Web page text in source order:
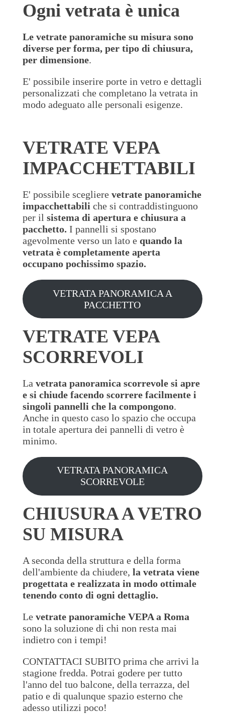
Ogni vetrata è unica
Le vetrate panoramiche su misura sono
diverse per forma, per tipo di chiusura,
per dimensione.
E' possibile inserire porte in vetro e dettagli
personalizzati che completano la vetrata in
modo adeguato alle personali esigenze.
VETRATE VEPA
IMPACCHETTABILI
E' possibile scegliere vetrate panoramiche
impacchettabili che si contraddistinguono
per il sistema di apertura e chiusura a
pacchetto. I pannelli si spostano
agevolmente verso un lato e quando la
vetrata è completamente aperta
occupano pochissimo spazio.
VETRATA PANORAMICA A
PACCHETTO
VETRATE VEPA
SCORREVOLI
La vetrata panoramica scorrevole si apre
e si chiude facendo scorrere facilmente i
singoli pannelli che la compongono.
Anche in questo caso lo spazio che occupa
in totale apertura dei pannelli di vetro è
minimo.
VETRATA PANORAMICA
SCORREVOLE
CHIUSURA A VETRO
SU MISURA
A seconda della struttura e della forma
dell'ambiente da chiudere, la vetrata viene
progettata e realizzata in modo ottimale
tenendo conto di ogni dettaglio.
Le vetrate panoramiche VEPA a Roma
sono la soluzione di chi non resta mai
indietro con i tempi!
CONTATTACI SUBITO prima che arrivi la
stagione fredda. Potrai godere per tutto
l'anno del tuo balcone, della terrazza, del
patio e di qualunque spazio esterno che
adesso utilizzi poco!